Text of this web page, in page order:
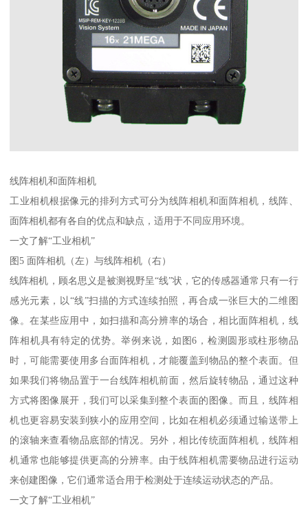
线阵相机和面阵相机
工业相机根据像元的排列方式可分为线阵相机和面阵相机，线阵、
面阵相机都有各自的优点和缺点，适用于不同应用环境。
一文了解“工业相机”
图5 面阵相机（左）与线阵相机（右）
线阵相机，顾名思义是被测视野呈“线”状，它的传感器通常只有一行
感光元素，以“线”扫描的方式连续拍照，再合成一张巨大的二维图
像。在某些应用中，如扫描和高分辨率的场合，相比面阵相机，线
阵相机具有特定的优势。举例来说，如图6，检测圆形或柱形物品
时，可能需要使用多台面阵相机，才能覆盖到物品的整个表面。但
如果我们将物品置于一台线阵相机前面，然后旋转物品，通过这种
方式将图像展开，我们可以采集到整个表面的图像。而且，线阵相
机也更容易安装到狭小的应用空间，比如在相机必须通过输送带上
的滚轴来查看物品底部的情况。另外，相比传统面阵相机，线阵相
机通常也能够提供更高的分辨率。由于线阵相机需要物品进行运动
来创建图像，它们通常适合用于检测处于连续运动状态的产品。
一文了解“工业相机”